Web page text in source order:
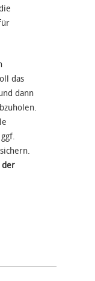
das
dann
der